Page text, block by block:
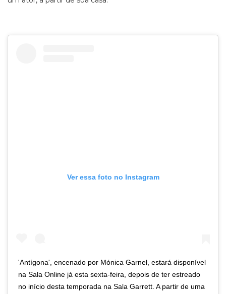
Ver essa foto no Instagram
'Antígona', encenado por Mónica Garnel, estará disponível
na Sala Online já esta sexta-feira, depois de ter estreado
no início desta temporada na Sala Garrett. A partir de uma